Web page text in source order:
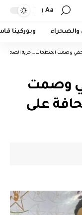
Aa
والصحراء وبوركينا
وصمت المنظمات… حرية الصحافة
وصمت
على